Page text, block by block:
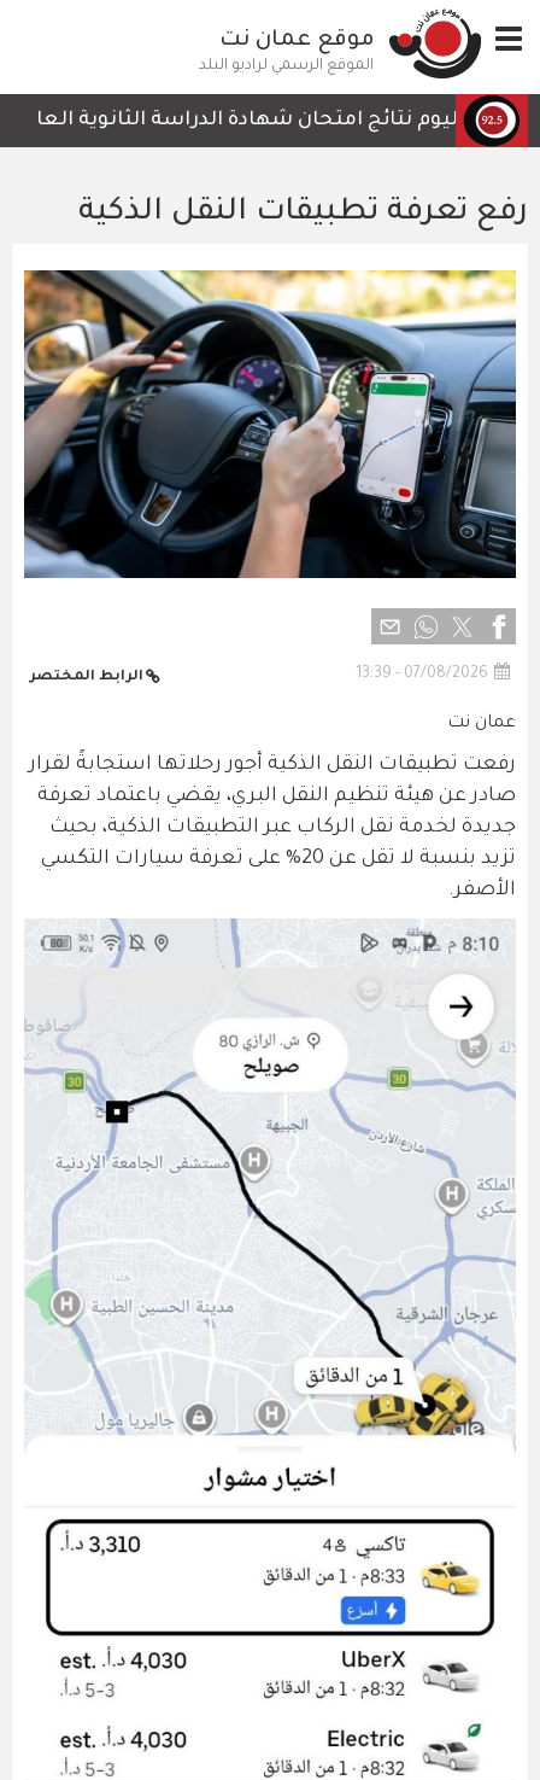
إلى
المحتوى
الرئيسي
Toggle
navigation
موقع عمان نت
الموقع الرسمي لراديو البلد
نتائج امتحان شهادة الدراسة الثانوية العامة لعام 2026، على أن تتاح النتائج عبر الموقع الإلكتروني المخصص اعتبارا من الساعة الرابعة
رفع تعرفة تطبيقات النقل الذكية
07/08/2026 - 13:39 الرابط المختصر
عمان نت
رفعت تطبيقات النقل الذكية أجور رحلاتها استجابةً لقرار
صادر عن هيئة تنظيم النقل البري، يقضي باعتماد تعرفة
جديدة لخدمة نقل الركاب عبر التطبيقات الذكية، بحيث
تزيد بنسبة لا تقل عن 20% على تعرفة سيارات التكسي
الأصفر.